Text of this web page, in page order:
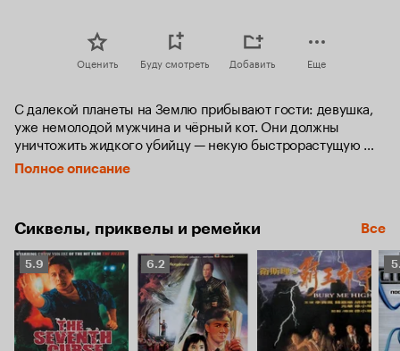
Оценить Буду смотреть Добавить Еще
С далекой планеты на Землю прибывают гости: девушка,
уже немолодой мужчина и чёрный кот. Они должны
уничтожить жидкого убийцу — некую быстрорастущую
субстанцию, которая бьет током и убивает всех на своем
пути. Также она может оживлять своих жертв и превращать
в местном музее.
Полное описание
Сиквелы, приквелы и ремейки Все
Рейтинг
Кинопоиска
5.9
5.9
Рейтинг
Кинопоиска
6.2
6.2